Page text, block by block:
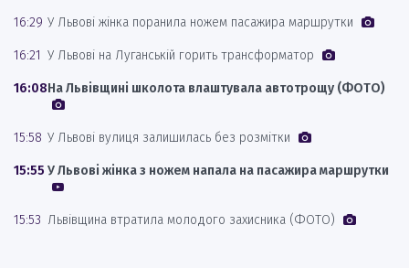
16:29 У Львові жінка поранила ножем пасажира маршрутки
16:21 У Львові на Луганській горить трансформатор
16:08На Львівщині школота влаштувала автотрощу (ФОТО)
15:58 У Львові вулиця залишилась без розмітки
15:55 У Львові жінка з ножем напала на пасажира маршрутки
15:53 Львівщина втратила молодого захисника (ФОТО)